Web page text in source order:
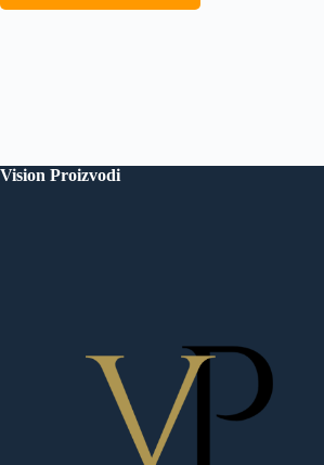
Vision Proizvodi